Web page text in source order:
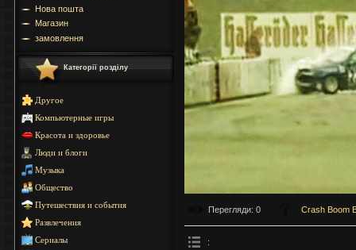
Нова пошта
Магазин
замовлення
Категорії розділу
Другое
Компьютерные игры
Красота и здоровье
Люди и блоги
Музыка
Общество
Путешествия и события
Развлечения
Сериалы
Перегляди: 0 Crash Boom
: